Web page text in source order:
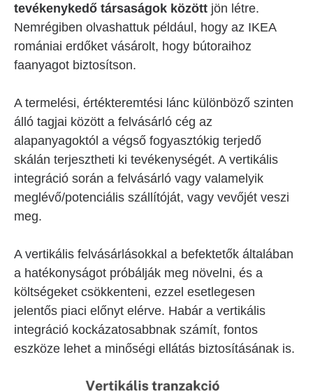
tevékenykedő társaságok között jön létre.
Nemrégiben olvashattuk például, hogy az IKEA
romániai erdőket vásárolt, hogy bútoraihoz
faanyagot biztosítson.
A termelési, értékteremtési lánc különböző szinten
álló tagjai között a felvásárló cég az
alapanyagoktól a végső fogyasztókig terjedő
skálán terjesztheti ki tevékenységét. A vertikális
integráció során a felvásárló vagy valamelyik
meglévő/potenciális szállítóját, vagy vevőjét veszi
meg.
A vertikális felvásárlásokkal a befektetők általában
a hatékonyságot próbálják meg növelni, és a
költségeket csökkenteni, ezzel esetlegesen
jelentős piaci előnyt elérve. Habár a vertikális
integráció kockázatosabbnak számít, fontos
eszköze lehet a minőségi ellátás biztosításának is.